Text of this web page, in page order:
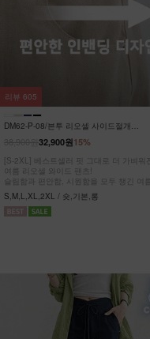
DM62-P-08/븐투 리오셀 사이드절개팬
15%
32,900원
[S-2XL] 베스트셀러 핏 그대로 더 가벼워진
여름 리오셀 와이드 팬츠!
슬림함과 편안함, 시원함을 모두 챙긴 여름
완전정복 팬츠
S,M,L,XL,2XL / 숏,기본,롱
리뷰 605